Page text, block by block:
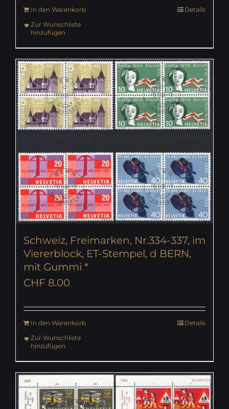
In den Warenkorb
Details
Zur Wunschliste
hinzufügen
Schweiz, Freimarken, Nr.334-337, im
Viererblock, ET-Stempel, d BERN,
mit Gummi *
CHF 8.00
In den Warenkorb
Details
Zur Wunschliste
hinzufügen